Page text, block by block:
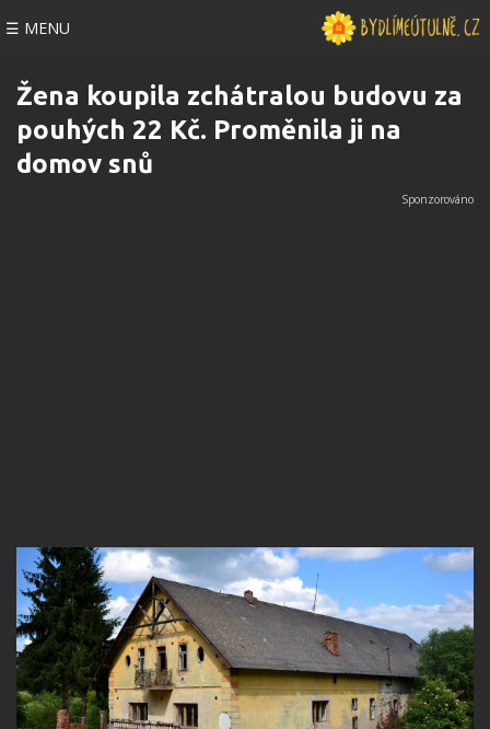
☰ MENU
Žena koupila zchátralou budovu za
pouhých 22 Kč. Proměnila ji na
domov snů